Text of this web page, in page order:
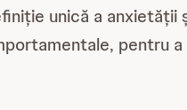
unică a
pentru